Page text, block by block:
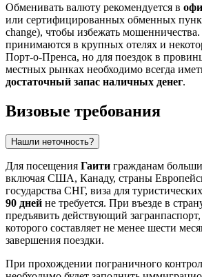
Обменивать валюту рекомендуется в
или сертифицированных обменных
change), чтобы избежать
принимаются в крупных отелях и
Порт-о-Пренса, но для поездок в
местных рынках необходимо всегда
достаточный запас наличных денег.
Визовые требования
Нашли неточность?
Для посещения Гаити гражданам
включая США, Канаду, страны
государства СНГ, виза для
90 дней не требуется. При въезде в
предъявить действующий
которого составляет не менее шести
завершения поездки.
При прохождении пограничного